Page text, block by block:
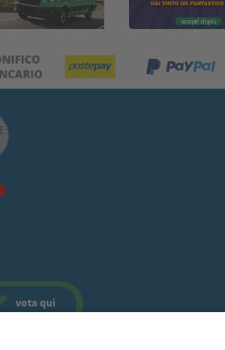
votaqui